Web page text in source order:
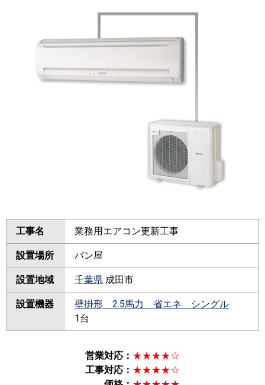
工事名 業務用エアコン更新工事
設置場所 パン屋
設置地域 千葉県 成田市
設置機器
壁掛形 2.5馬力 省エネ シングル
1台
営業対応： ★★★★☆
工事対応： ★★★★☆